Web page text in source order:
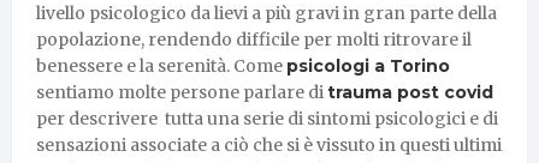
livello psicologico da lievi a più gravi in gran parte della
popolazione, rendendo difficile per molti ritrovare il
benessere e la serenità. Come psicologi a Torino
sentiamo molte persone parlare di trauma post covid
per descrivere tutta una serie di sintomi psicologici e di
sensazioni associate a ciò che si è vissuto in questi ultimi